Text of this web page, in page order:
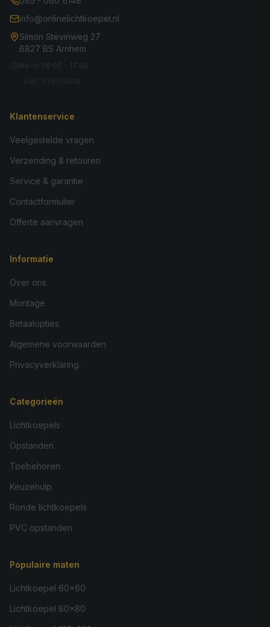
info@onlinelichtkoepel.nl
Simon Stevinweg 27
6827 BS Arnhem
Ma-vr 08:00 - 17:00
Klantenservice
Veelgestelde vragen
Verzending & retouren
Service & garantie
Contactformulier
Offerte aanvragen
Informatie
Over ons
Montage
Betaalopties
Algemene voorwaarden
Privacyverklaring
Categorieën
Lichtkoepels
Opstanden
Toebehoren
Keuzehulp
Ronde lichtkoepels
PVC opstanden
Populaire maten
Lichtkoepel 60×60
Lichtkoepel 80×80